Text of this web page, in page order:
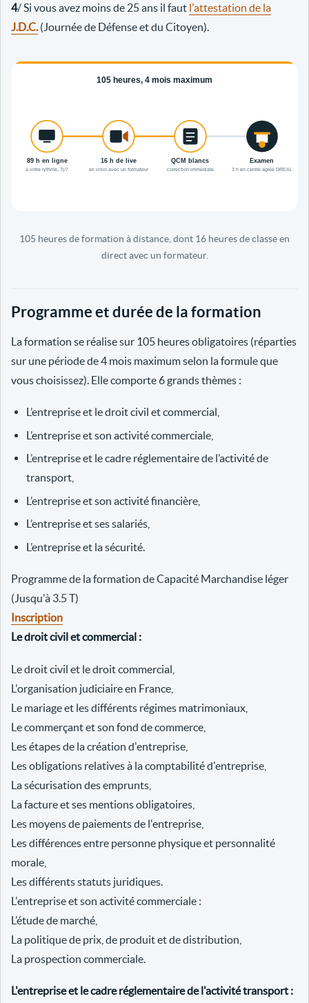
4/ Si vous avez moins de 25 ans il faut l'attestation de la
J.D.C.(Journée de Défense et du Citoyen).
105 heures de formation à distance, dont 16 heures de classe en
direct avec un formateur.
Programme et durée de la formation
La formation se réalise sur 105 heures obligatoires (réparties
sur une période de 4 mois maximum selon la formule que
vous choisissez). Elle comporte 6 grands thèmes :
L’entreprise et le droit civil et commercial,
L’entreprise et son activité commerciale,
L’entreprise et le cadre réglementaire de l’activité de
transport,
L’entreprise et son activité financière,
L’entreprise et ses salariés,
L’entreprise et la sécurité.
Programme de la formation de Capacité Marchandise léger
(Jusqu'à 3.5 T)
Inscription
Le droit civil et commercial :
Le droit civil et le droit commercial,
L'organisation judiciaire en France,
Le mariage et les différents régimes matrimoniaux,
Le commerçant et son fond de commerce,
Les étapes de la création d'entreprise,
Les obligations relatives à la comptabilité d'entreprise,
La sécurisation des emprunts,
La facture et ses mentions obligatoires,
Les moyens de paiements de l'entreprise,
Les différences entre personne physique et personnalité
morale,
Les différents statuts juridiques.
L'entreprise et son activité commerciale :
L’étude de marché,
La politique de prix, de produit et de distribution,
La prospection commerciale.
L'entreprise et le cadre réglementaire de l'activité transport :